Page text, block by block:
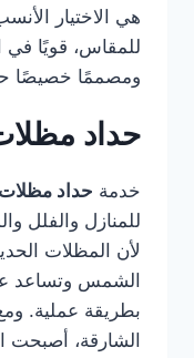
هي الاختيار
للمقاس، قويًا في
ومصممًا خصيصًا
حداد
خدمة حداد
للمنازل والفلل
لأن المظلات
الشمس وتساعد
بطريقة عملية.
الشارقة، أصبحت